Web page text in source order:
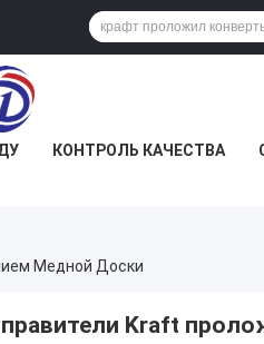
КОНТРОЛЬ КАЧЕСТВА
Медной Доски
Kraft